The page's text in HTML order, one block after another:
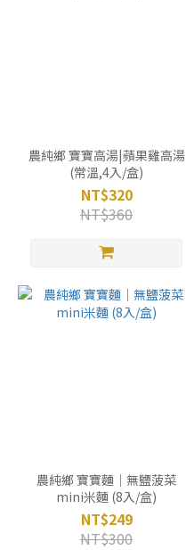
農純鄉 寶寶高湯|蘋果雞高湯
(常溫,4入/盒)
NT$320
NT$360
農純鄉 寶寶麵｜無鹽菠菜
mini米麵 (8入/盒)
NT$249
NT$300